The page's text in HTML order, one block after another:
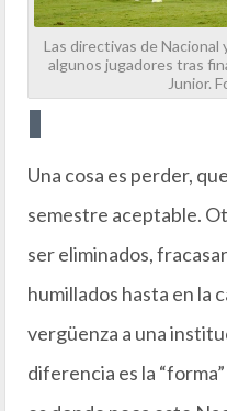
Las directivas de Nacional
algunos jugadores tras
Junior.
Una cosa es perder,
semestre aceptable.
ser eliminados,
humillados hasta en la
vergüenza a una
diferencia es la